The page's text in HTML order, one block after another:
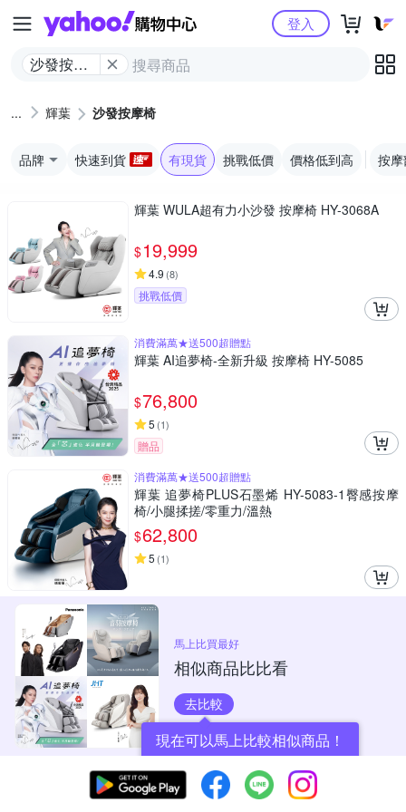
Yahoo購物中心
沙發按摩
登入
輝葉 沙發按摩椅
品牌 快速到貨 有現貨 挑戰低價 價格低到高 按
輝葉 WULA超有力小沙發 按摩椅 HY-3068A
$19,999
4.9 (8)
挑戰低價
消費滿萬★送500超贈點
輝葉 AI追夢椅-全新升級 按摩椅 HY-5085
$76,800
5 (1)
贈品
消費滿萬★送500超贈點
輝葉 追夢椅PLUS石墨烯 HY-5083-1臀感按摩
椅/小腿揉搓/零重力/溫熱
$62,800
5 (1)
馬上比買最好
相似商品比比看
去比較
現在可以馬上比較相似商品！